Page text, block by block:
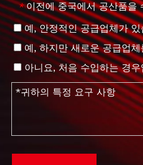
* 이전에 중국에서 공산품을
예, 안정적인 공급업체가 있
예, 하지만 새로운 공급업체
아니요, 처음 수입하는 경우